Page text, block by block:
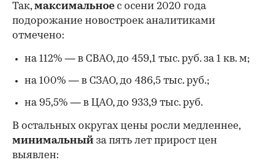
Так,максимальное с осени 2020 года
подорожание новостроек аналитиками
отмечено:
на 112% — в СВАО, до 459,1 тыс. руб. за 1 кв. м;
на 100% — в СЗАО, до 486,5 тыс. руб.;
на 95,5% — в ЦАО, до 933,9 тыс. руб.
В остальных округах цены росли медленнее,
минимальный за пять лет прирост цен
выявлен: